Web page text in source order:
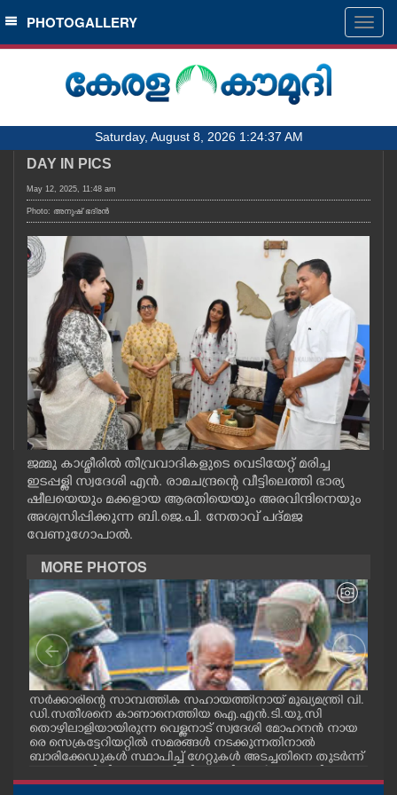
SECTIONS
HOME
NOTIFIED NEWS
KERALA
LOCAL
OBITUARY
NEWS 360
CASE DIARY
CINEMA
OPINION
PHOTOS
LIFESTYLE
SPIRITUAL
INFO+
PHOTOGALLERY
Saturday, August 8, 2026 1:24:37 AM
DAY IN PICS
May 12, 2025, 11:48 am
Photo: അനുഷ്‍ ഭദ്രൻ
ജമ്മു കാശ്മീരിൽ തീവ്രവാദികളുടെ വെടിയേറ്റ് മരിച്ച
ഇടപ്പള്ളി സ്വദേശി എൻ. രാമചന്ദ്രന്റെ വീട്ടിലെത്തി ഭാര്യ
ഷീലയെയും മക്കളായ ആരതിയെയും അരവിന്ദിനെയും
അശ്വസിപ്പിക്കുന്ന ബി.ജെ.പി. നേതാവ് പദ്മജ
വേണുഗോപാൽ.
MORE PHOTOS
സർക്കാരിന്റെ സാമ്പത്തിക സഹായത്തിനായ് മുഖ്യമന്ത്രി വി.
ഡി.സതീശനെ കാണാനെത്തിയ ഐ.എൻ.ടി.യു.സി
തൊഴിലാളിയായിരുന്ന വെള്ളനാട് സ്വദേശി മോഹനൻ നായ
രെ സെക്രട്ടേറിയറ്റിൽ സമരങ്ങൾ നടക്കുന്നതിനാൽ
ബാരിക്കേഡുകൾ സ്ഥാപിച്ച് ഗേറ്റുകൾ അടച്ചതിനെ തുടർന്ന്
പൊലീസ് ഉദ്യോഗസ്ഥർ. വാർദ്ധക്യ സഹജമായ അസുഖ